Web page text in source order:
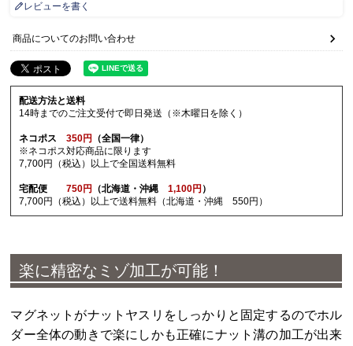
レビューを書く
商品についてのお問い合わせ
配送方法と送料
14時までのご注文受付で即日発送（※木曜日を除く）
ネコポス350円
（全国一律）
※ネコポス対応商品に限ります
7,700円（税込）以上で全国送料無料
宅配便750円 （北海道・沖縄1,100円 ）
7,700円（税込）以上で送料無料（北海道・沖縄 550円）
楽に精密なミゾ加工が可能！
マグネットがナットヤスリをしっかりと固定するのでホル
ダー全体の動きで楽にしかも正確にナット溝の加工が出来